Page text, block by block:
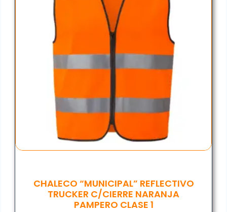
CHALECO “MUNICIPAL” REFLECTIVO
TRUCKER C/CIERRE NARANJA
PAMPERO CLASE 1